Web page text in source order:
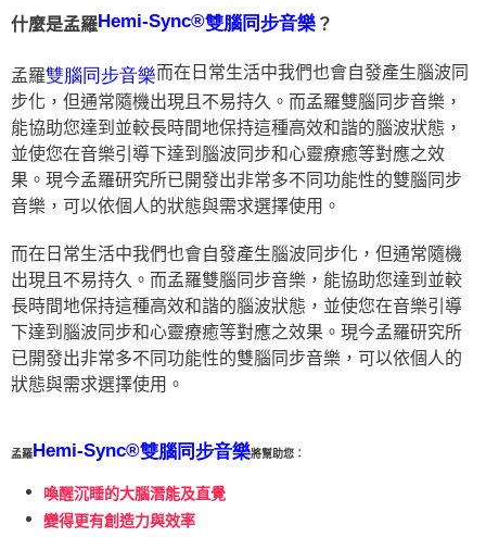
什麼是孟羅Hemi-Sync®雙腦同步音樂 ？
孟羅雙腦同步音樂而在日常生活中我們也會自發產生腦波同
步化，但通常隨機出現且不易持久。而孟羅雙腦同步音樂，
能協助您達到並較長時間地保持這種高效和諧的腦波狀態，
並使您在音樂引導下達到腦波同步和心靈療癒等對應之效
果。現今孟羅研究所已開發出非常多不同功能性的雙腦同步
音樂，可以依個人的狀態與需求選擇使用。
而在日常生活中我們也會自發產生腦波同步化，但通常隨機
出現且不易持久。而孟羅雙腦同步音樂，能協助您達到並較
長時間地保持這種高效和諧的腦波狀態，並使您在音樂引導
下達到腦波同步和心靈療癒等對應之效果。現今孟羅研究所
已開發出非常多不同功能性的雙腦同步音樂，可以依個人的
狀態與需求選擇使用。
孟羅Hemi-Sync®雙腦同步音樂將幫助您：
喚醒沉睡的大腦潛能及直覺
變得更有創造力與效率